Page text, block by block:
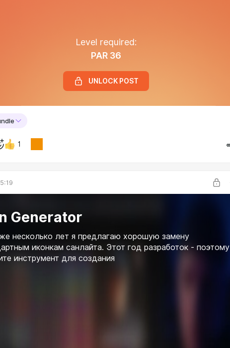
Level required:
PAR 36
UNLOCK POST
1
Generator
несколько лет я предлагаю хорошую замену
иконкам санлайта. Этот год разработок - поэтому
инструмент для создания